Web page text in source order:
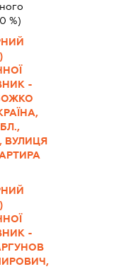
%)
-
ВУЛИЦЯ
-